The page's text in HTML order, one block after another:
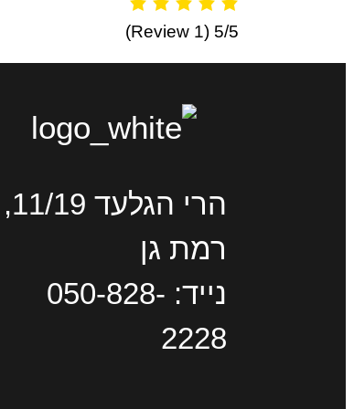
5/5
(1 Review)
הרי הגלעד 11/19,
רמת גן
נייד: 050-828-
2228